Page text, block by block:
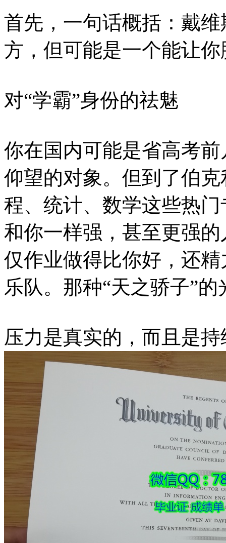
首先，一句话概括：戴
方，但可能是一个能让
对“学霸”身份的祛魅
你在国内可能是省高考
仰望的对象。但到了伯
程、统计、数学这些热
和你一样强，甚至更强
仅作业做得比你好，还
乐队。那种“天之骄子”
压力是真实的，而且是